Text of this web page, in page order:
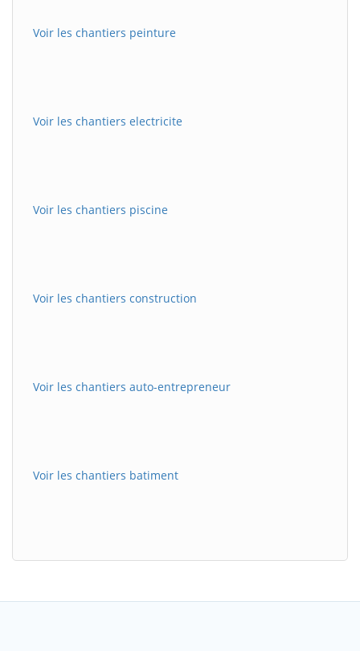
Voir les chantiers peinture
Voir les chantiers electricite
Voir les chantiers piscine
Voir les chantiers construction
Voir les chantiers auto-entrepreneur
Voir les chantiers batiment